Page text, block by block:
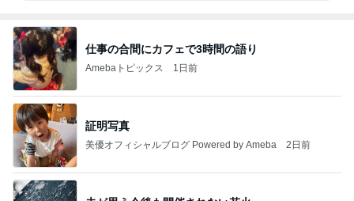
仕事の合間にカフェで3時間の語り
Amebaトピックス 1日前
証明写真
美優オフィシャルブログ Powered by Ameba 2日前